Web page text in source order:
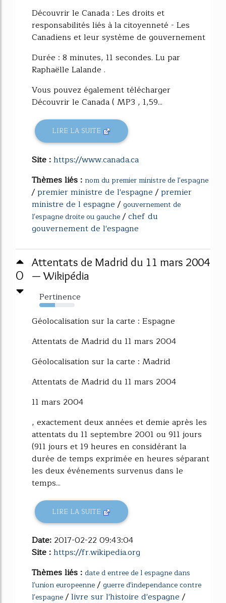
Découvrir le Canada : Les droits et
responsabilités liés à la citoyenneté - Les
Canadiens et leur système de gouvernement
Durée : 8 minutes, 11 secondes. Lu par
Raphaëlle Lalande .
Vous pouvez également télécharger
Découvrir le Canada ( MP3 , 1,59...
LIRE LA SUITE
Site :https://www.canada.ca
Thèmes liés : nom du premier ministre de l'espagne
/premier ministre de l'espagne/premier
ministre de l espagne/ gouvernement de
l'espagne droite ou gauche/chef du
gouvernement de l'espagne
0
Attentats de Madrid du 11 mars 2004
— Wikipédia
Pertinence
44%
Géolocalisation sur la carte : Espagne
Attentats de Madrid du 11 mars 2004
Géolocalisation sur la carte : Madrid
Attentats de Madrid du 11 mars 2004
11 mars 2004
, exactement deux années et demie après les
attentats du 11 septembre 2001 ou 911 jours
(911 jours et 19 heures en considérant la
durée de temps exprimée en heures séparant
les deux événements survenus dans le
temps...
LIRE LA SUITE
Date: 2017-02-22 09:43:04
Site :https://fr.wikipedia.org
Thèmes liés : date d entree de l espagne dans
l'union europeenne/ guerre d'independance contre
l'espagne/livre sur l'histoire d'espagne/